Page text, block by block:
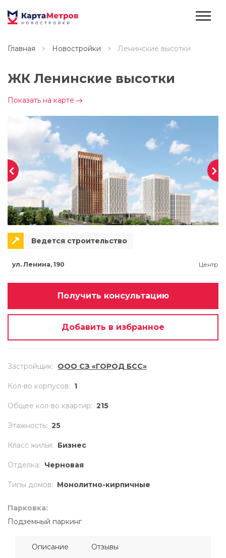
Главная Новостройки Ленинские высотки
ЖК Ленинские высотки
Показать на карте
Ведется строительство
ул. Ленина, 190 Центр
Получить консультацию
Добавить в избранное
Застройщик: ООО СЗ «ГОРОД БСС»
Кол-во корпусов: 1
Общее кол-во квартир: 215
Этажность: 25
Класс жилья: Бизнес
Отделка: Черновая
Типы домов: Монолитно-кирпичные
Парковка:
Подземный паркинг
Описание Отзывы